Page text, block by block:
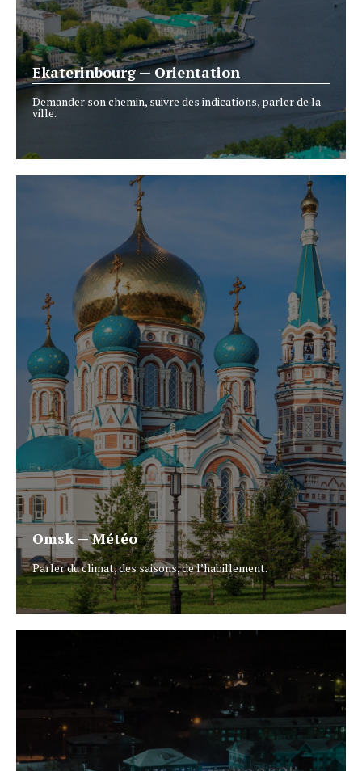
Ekaterinbourg — Orientation
Demander son chemin, suivre des indications, parler de la
ville.
Omsk — Météo
Parler du climat, des saisons, de l’habillement.